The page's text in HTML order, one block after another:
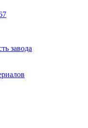
завода